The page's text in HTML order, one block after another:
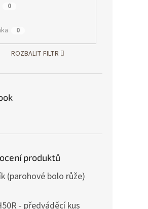
0
0
ROZBALIT FILTR
produktů
(parohové bolo růže)
produktu je 5 z 5 hvězdiček.
- předváděcí kus